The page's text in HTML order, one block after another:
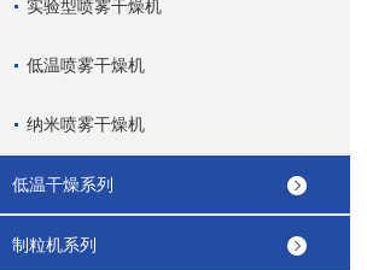
实验型喷雾干燥机
低温喷雾干燥机
纳米喷雾干燥机
低温干燥系列
制粒机系列